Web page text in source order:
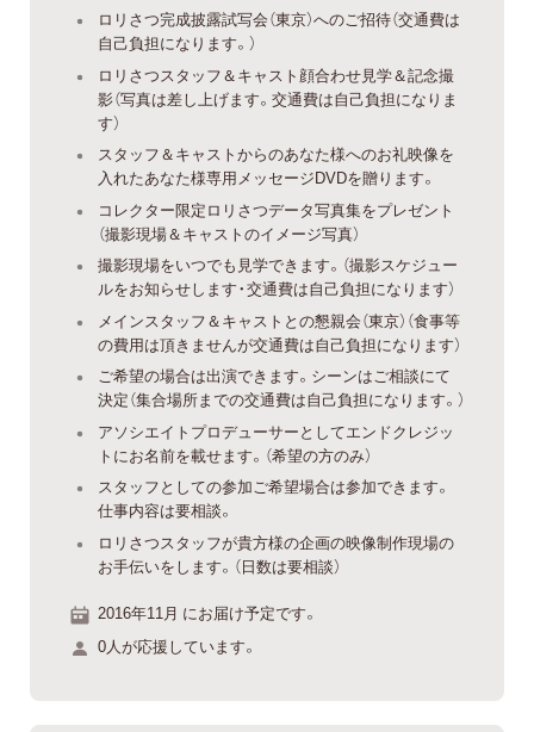
ロリさつ完成披露試写会（東京）へのご招待（交通費は
自己負担になります。）
ロリさつスタッフ＆キャスト顔合わせ見学＆記念撮
影（写真は差し上げます。交通費は自己負担になりま
す）
スタッフ＆キャストからのあなた様へのお礼映像を
入れたあなた様専用メッセージDVDを贈ります。
コレクター限定ロリさつデータ写真集をプレゼント
（撮影現場＆キャストのイメージ写真）
撮影現場をいつでも見学できます。（撮影スケジュー
ルをお知らせします・交通費は自己負担になります）
メインスタッフ＆キャストとの懇親会（東京）（食事等
の費用は頂きませんが交通費は自己負担になります）
ご希望の場合は出演できます。シーンはご相談にて
決定（集合場所までの交通費は自己負担になります。）
アソシエイトプロデューサーとしてエンドクレジッ
トにお名前を載せます。（希望の方のみ）
スタッフとしての参加ご希望場合は参加できます。
仕事内容は要相談。
ロリさつスタッフが貴方様の企画の映像制作現場の
お手伝いをします。（日数は要相談）
2016年11月 にお届け予定です。
0人が応援しています。